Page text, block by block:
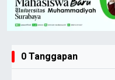
0 Tanggapan